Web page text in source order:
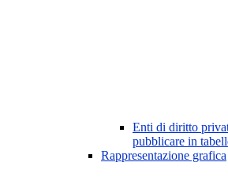
Enti di diritto
pubblicare in
Rappresentazione grafica